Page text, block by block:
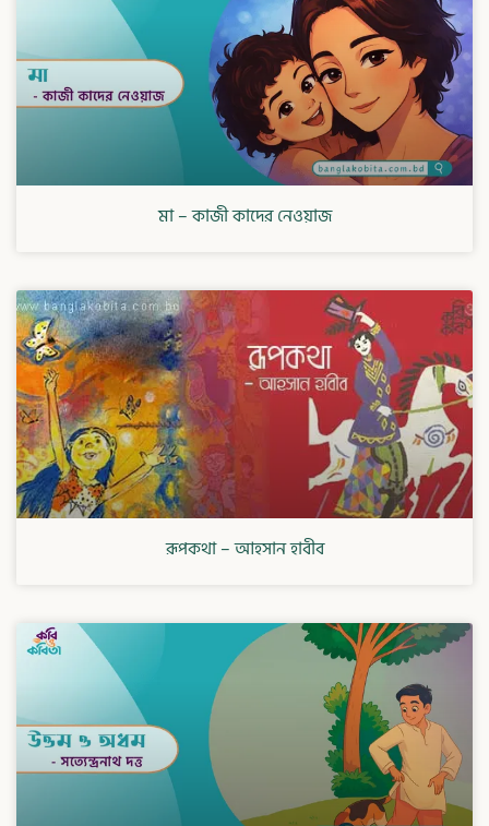
মা – কাজী কাদের নেওয়াজ
রূপকথা – আহসান হাবীব